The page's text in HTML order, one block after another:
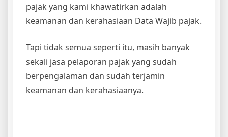
pajak yang kami khawatirkan adalah
keamanan dan kerahasiaan Data Wajib pajak.
Tapi tidak semua seperti itu, masih banyak
sekali jasa pelaporan pajak yang sudah
berpengalaman dan sudah terjamin
keamanan dan kerahasiaanya.